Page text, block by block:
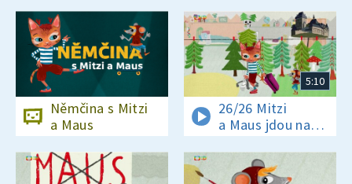
Němčina s Mitzi
a Maus
5:10
26/26 Mitzi
a Maus jdou na
výlet